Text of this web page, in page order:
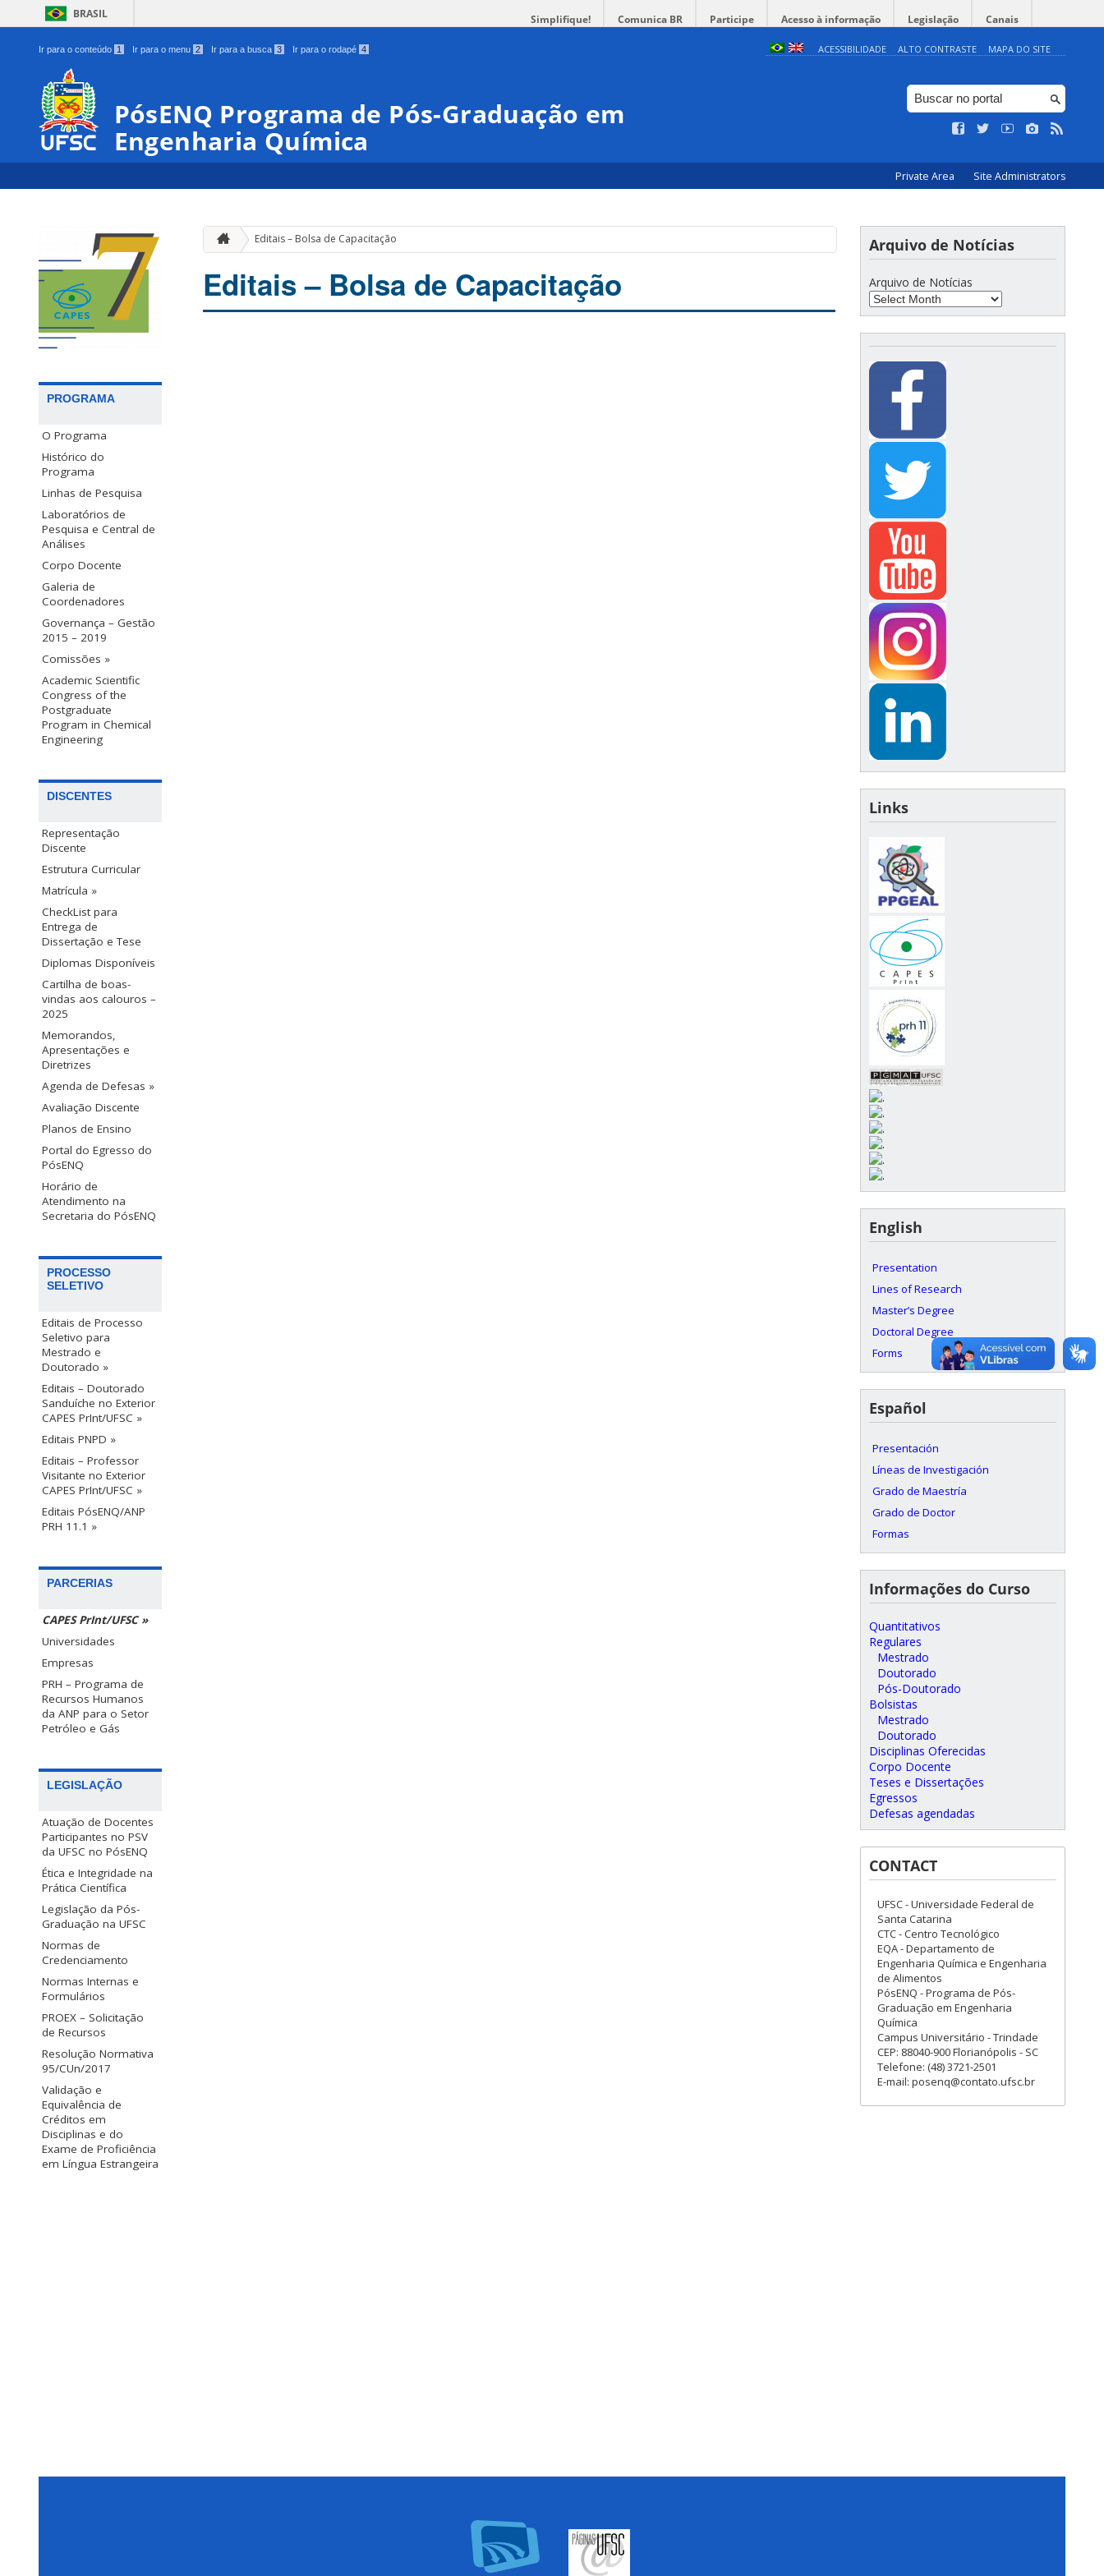
BRASIL Simplifique! Comunica BR Participe Acesso à informação Legislação Canais
Ir para o conteúdo 1 Ir para o menu 2 Ir para a busca 3 Ir para o rodapé 4 ACESSIBILIDADE ALTO CONTRASTE MAPA DO SITE
PósENQ Programa de Pós-Graduação em
Engenharia Química
Private Area Site Administrators
PROGRAMA
O Programa
Histórico do
Programa
Linhas de Pesquisa
Laboratórios de
Pesquisa e Central de
Análises
Corpo Docente
Galeria de
Coordenadores
Governança – Gestão
2015 – 2019
Comissões »
Academic Scientific
Congress of the
Postgraduate
Program in Chemical
Engineering
DISCENTES
Representação
Discente
Estrutura Curricular
Matrícula »
CheckList para
Entrega de
Dissertação e Tese
Diplomas Disponíveis
Cartilha de boas-
vindas aos calouros –
2025
Memorandos,
Apresentações e
Diretrizes
Agenda de Defesas »
Avaliação Discente
Planos de Ensino
Portal do Egresso do
PósENQ
Horário de
Atendimento na
Secretaria do PósENQ
PROCESSO
SELETIVO
Editais de Processo
Seletivo para
Mestrado e
Doutorado »
Editais – Doutorado
Sanduíche no Exterior
CAPES PrInt/UFSC »
Editais PNPD »
Editais – Professor
Visitante no Exterior
CAPES PrInt/UFSC »
Editais PósENQ/ANP
PRH 11.1 »
PARCERIAS
CAPES PrInt/UFSC »
Universidades
Empresas
PRH – Programa de
Recursos Humanos
da ANP para o Setor
Petróleo e Gás
LEGISLAÇÃO
Atuação de Docentes
Participantes no PSV
da UFSC no PósENQ
Ética e Integridade na
Prática Científica
Legislação da Pós-
Graduação na UFSC
Normas de
Credenciamento
Normas Internas e
Formulários
PROEX – Solicitação
de Recursos
Resolução Normativa
95/CUn/2017
Validação e
Equivalência de
Créditos em
Disciplinas e do
Exame de Proficiência
em Língua Estrangeira
Editais – Bolsa de Capacitação
Editais – Bolsa de Capacitação
Arquivo de Notícias
Arquivo de Notícias
Links
English
Presentation
Lines of Research
Master’s Degree
Doctoral Degree
Forms
Español
Presentación
Líneas de Investigación
Grado de Maestría
Grado de Doctor
Formas
Informações do Curso
Quantitativos
Regulares
Mestrado
Doutorado
Pós-Doutorado
Bolsistas
Mestrado
Doutorado
Disciplinas Oferecidas
Corpo Docente
Teses e Dissertações
Egressos
Defesas agendadas
CONTACT
UFSC - Universidade Federal de
Santa Catarina
CTC - Centro Tecnológico
EQA - Departamento de
Engenharia Química e Engenharia
de Alimentos
PósENQ - Programa de Pós-
Graduação em Engenharia
Química
Campus Universitário - Trindade
CEP: 88040-900 Florianópolis - SC
Telefone: (48) 3721-2501
E-mail: posenq@contato.ufsc.br